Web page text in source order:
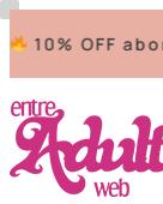
10% OFF